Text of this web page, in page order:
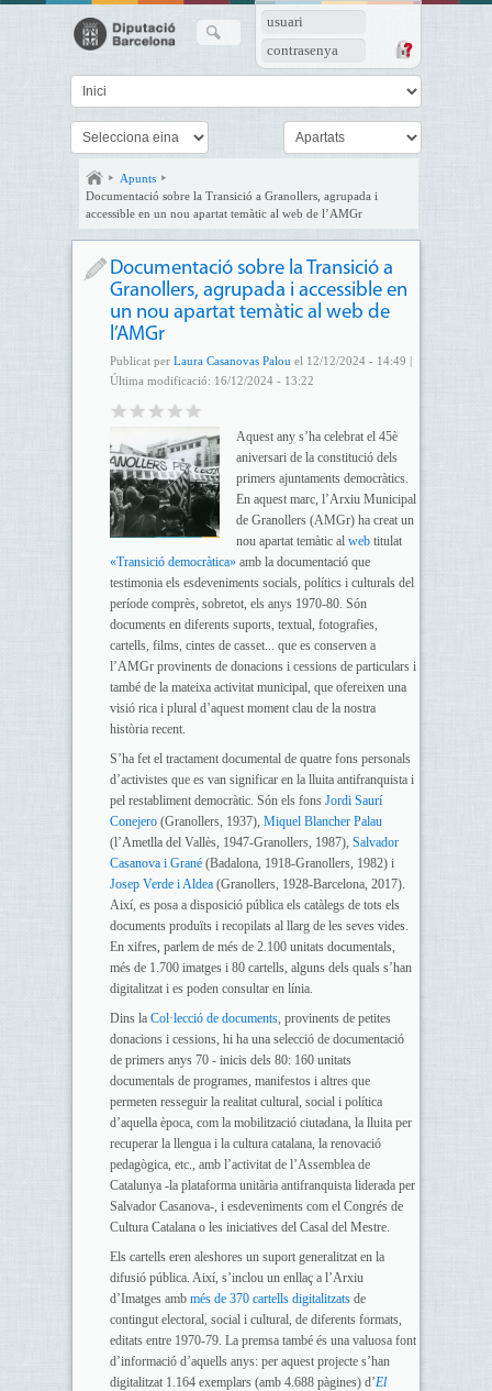
usuari
contrasenya
Apunts
Documentació sobre la Transició a Granollers, agrupada i
accessible en un nou apartat temàtic al web de l’AMGr
Documentació sobre la Transició a
Granollers, agrupada i accessible en
un nou apartat temàtic al web de
l’AMGr
Publicat per Laura Casanovas Palou el 12/12/2024 - 14:49 |
Última modificació: 16/12/2024 - 13:22
Aquest any s’ha celebrat el 45è
aniversari de la constitució dels
primers ajuntaments democràtics.
En aquest marc, l’Arxiu Municipal
de Granollers (AMGr) ha creat un
nou apartat temàtic alwebtitulat
«Transició democràtica» amb la documentació que
testimonia els esdeveniments socials, polítics i culturals del
període comprès, sobretot, els anys 1970-80. Són
documents en diferents suports, textual, fotografies,
cartells, films, cintes de casset... que es conserven a
l’AMGr provinents de donacions i cessions de particulars i
també de la mateixa activitat municipal, que ofereixen una
visió rica i plural d’aquest moment clau de la nostra
història recent.
S’ha fet el tractament documental de quatre fons personals
d’activistes que es van significar en la lluita antifranquista i
pel restabliment democràtic. Són els fons Jordi Saurí
Conejero(Granollers, 1937), Miquel Blancher Palau
(l’Ametlla del Vallès, 1947-Granollers, 1987), Salvador
Casanova i Grané(Badalona, 1918-Granollers, 1982) i
Josep Verde i Aldea(Granollers, 1928-Barcelona, 2017).
Així, es posa a disposició pública els catàlegs de tots els
documents produïts i recopilats al llarg de les seves vides.
En xifres, parlem de més de 2.100 unitats documentals,
més de 1.700 imatges i 80 cartells, alguns dels quals s’han
digitalitzat i es poden consultar en línia.
Dins la Col·lecció de documents, provinents de petites
donacions i cessions, hi ha una selecció de documentació
de primers anys 70 - inicis dels 80: 160 unitats
documentals de programes, manifestos i altres que
permeten resseguir la realitat cultural, social i política
d’aquella època, com la mobilització ciutadana, la lluita per
recuperar la llengua i la cultura catalana, la renovació
pedagògica, etc., amb l’activitat de l’Assemblea de
Catalunya -la plataforma unitària antifranquista liderada per
Salvador Casanova-, i esdeveniments com el Congrés de
Cultura Catalana o les iniciatives del Casal del Mestre.
Els cartells eren aleshores un suport generalitzat en la
difusió pública. Així, s’inclou un enllaç a l’Arxiu
d’Imatges amb més de 370 cartells digitalitzatsde
contingut electoral, social i cultural, de diferents formats,
editats entre 1970-79. La premsa també és una valuosa font
d’informació d’aquells anys: per aquest projecte s’han
digitalitzat 1.164 exemplars (amb 4.688 pàgines) d’El